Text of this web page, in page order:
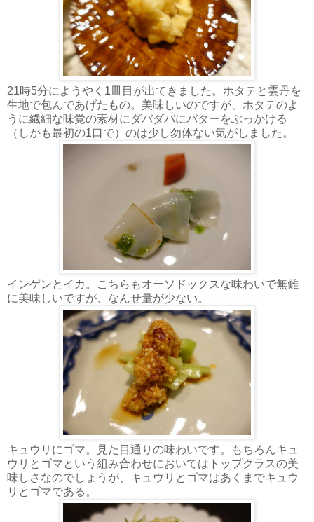
21時5分にようやく1皿目が出てきました。ホタテと雲丹を
生地で包んであげたもの。美味しいのですが、ホタテのよ
うに繊細な味覚の素材にダバダバにバターをぶっかける
（しかも最初の1口で）のは少し勿体ない気がしました。
インゲンとイカ。こちらもオーソドックスな味わいで無難
に美味しいですが、なんせ量が少ない。
キュウリにゴマ。見た目通りの味わいです。もちろんキュ
ウリとゴマという組み合わせにおいてはトップクラスの美
味しさなのでしょうが、キュウリとゴマはあくまでキュウ
リとゴマである。